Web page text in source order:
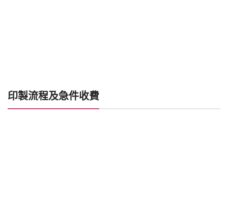
印製流程及急件收費